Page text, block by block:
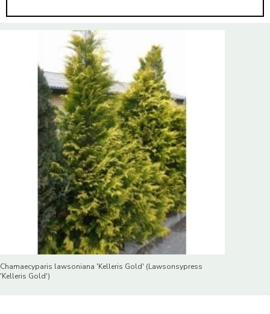
Chamaecyparis lawsoniana 'Kelleris Gold' (Lawsonsypress
'Kelleris Gold')